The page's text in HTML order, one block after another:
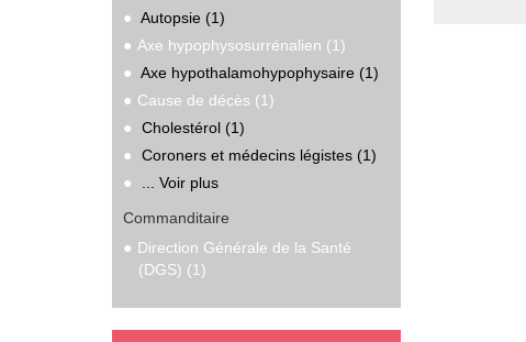
Autopsie (1)
Axe hypophysosurrénalien (1)
Axe hypothalamohypophysaire (1)
Cause de décès (1)
Cholestérol (1)
Coroners et médecins légistes (1)
... Voir plus
Commanditaire
Direction Générale de la Santé
(DGS) (1)